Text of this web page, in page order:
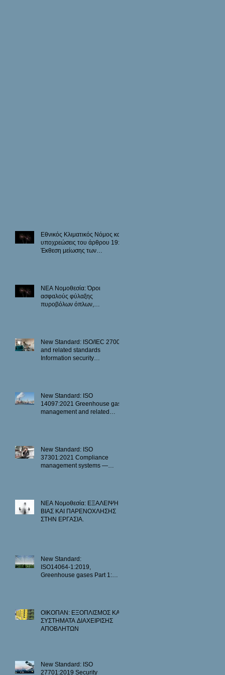
Εθνικός Κλιματικός Νόμος και
υποχρεώσεις του άρθρου 19:
Έκθεση μείωσης των
ΝΕΑ Νομοθεσία: Όροι
ασφαλούς φύλαξης
πυροβόλων όπλων,
New Standard: ISO/IEC 27001
and related standards
Information security
New Standard: ISO
14097:2021 Greenhouse gas
management and related
New Standard: ISO
37301:2021 Compliance
management systems —
ΝΕΑ Νομοθεσία: ΕΞΑΛΕΙΨΗ
ΒΙΑΣ ΚΑΙ ΠΑΡΕΝΟΧΛΗΣΗΣ
ΣΤΗΝ ΕΡΓΑΣΙΑ.
New Standard:
ISO14064‑1:2019,
Greenhouse gases Part 1:
ΟΙΚΟΠΑΝ: ΕΞΟΠΛΙΣΜΟΣ ΚΑΙ
ΣΥΣΤΗΜΑΤΑ ΔΙΑΧΕΙΡΙΣΗΣ
ΑΠΟΒΛΗΤΩΝ
New Standard: ISO
27701:2019 Security